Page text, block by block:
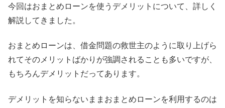
今回はおまとめローンを使うデメリットについて、詳しく
解説してきました。
おまとめローンは、借金問題の救世主のように取り上げら
れてそのメリットばかりが強調されることも多いですが、
もちろんデメリットだってあります。
デメリットを知らないままおまとめローンを利用するのは